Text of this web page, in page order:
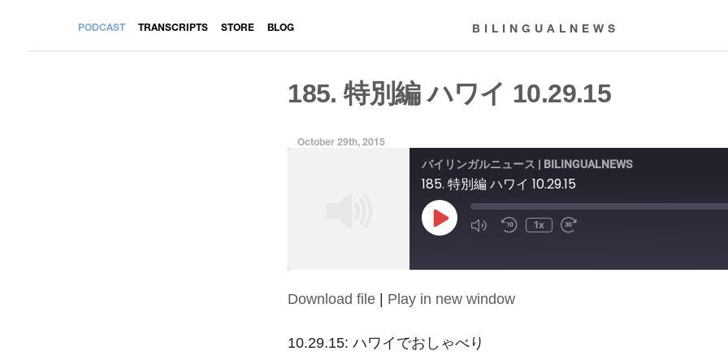
PODCAST TRANSCRIPTS STORE BLOG BILINGUALNEWS
185. 特別編 ハワイ 10.29.15
October 29th, 2015
バイリンガルニュース | BILINGUALNEWS
185. 特別編 ハワイ 10.29.15
Play
Episode
1x
SHARE
LINK
Download file | Play in new window
10.29.15: ハワイでおしゃべり